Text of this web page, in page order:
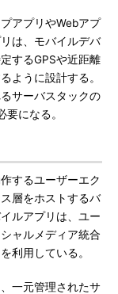
アプリやWebアプ
は、モバイルデバ
するGPSや近距離
ように設計する。
サーバスタックの
になる。
するユーザーエク
層をホストするバ
ルアプリは、ユー
ャルメディア統合
利用している。
一元管理されたサ